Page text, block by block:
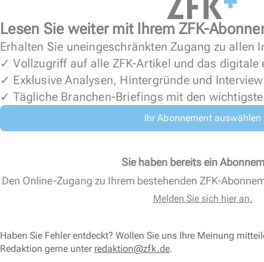
Lesen Sie weiter mit Ihrem ZFK-
Erhalten Sie uneingeschränkten Zugang zu allen
✓ Vollzugriff auf alle ZFK-Artikel und das digitale
✓ Exklusive Analysen, Hintergründe und
✓ Tägliche Branchen-Briefings mit den
Ihr Abonnement auswählen
Sie haben bereits ein
Den Online-Zugang zu Ihrem bestehenden ZFK-
Melden Sie sich hier an.
Haben Sie Fehler entdeckt? Wollen Sie uns Ihre Meinung
Redaktion gerne unter redaktion@zfk.de.